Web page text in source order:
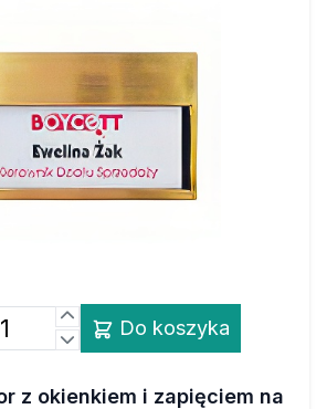
Do koszyka
z okienkiem i zapięciem na